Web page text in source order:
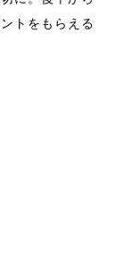
トをもらえる